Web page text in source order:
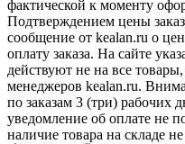
фактической к моменту
Подтверждением цены
сообщение от kealan.ru о
оплату заказа. На сайте
действуют не на все
менеджеров kealan.ru.
по заказам 3 (три) рабочих
уведомление об оплате не
наличие товара на складе